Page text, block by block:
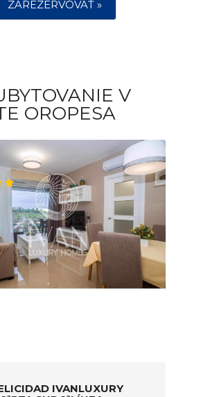
ZAREZERVOVAŤ »
V
OROPESA
IVANLUXURY